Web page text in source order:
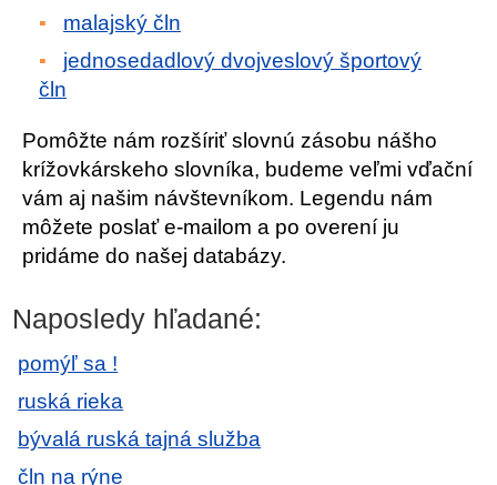
malajský čln
jednosedadlový dvojveslový športový
čln
Pomôžte nám rozšíriť slovnú zásobu nášho
krížovkárskeho slovníka, budeme veľmi vďační
vám aj našim návštevníkom. Legendu nám
môžete poslať e-mailom a po overení ju
pridáme do našej databázy.
Naposledy hľadané:
pomýľ sa !
ruská rieka
bývalá ruská tajná služba
čln na rýne